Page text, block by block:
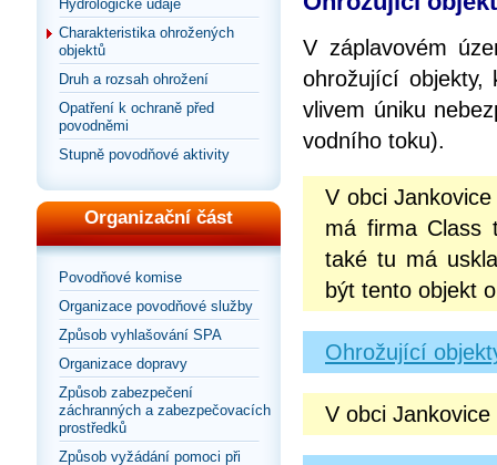
Hydrologické údaje
Charakteristika ohrožených
objektů
Druh a rozsah ohrožení
Opatření k ochraně před
povodněmi
Stupně povodňové aktivity
Organizační část
Povodňové komise
Organizace povodňové služby
Způsob vyhlašování SPA
Organizace dopravy
Způsob zabezpečení
záchranných a zabezpečovacích
prostředků
Způsob vyžádání pomoci při
V záplavovém
ohrožující objekty,
vlivem úniku
vodního toku).
V obci
má firma Class
také tu má
být tento objekt
Ohrožující
V obci